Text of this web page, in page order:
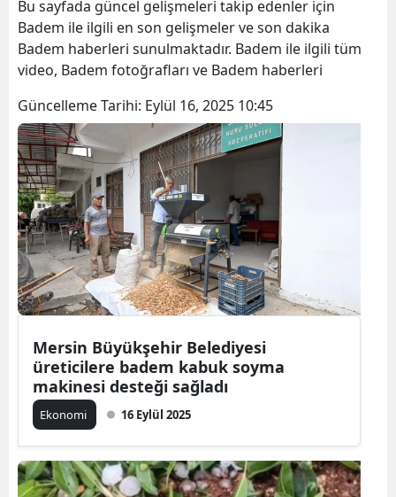
Bu sayfada güncel gelişmeleri takip edenler için
Badem ile ilgili en son gelişmeler ve son dakika
Badem haberleri sunulmaktadır. Badem ile ilgili tüm
video, Badem fotoğrafları ve Badem haberleri
Güncelleme Tarihi: Eylül 16, 2025 10:45
Mersin Büyükşehir Belediyesi
üreticilere badem kabuk soyma
makinesi desteği sağladı
Ekonomi 16 Eylül 2025